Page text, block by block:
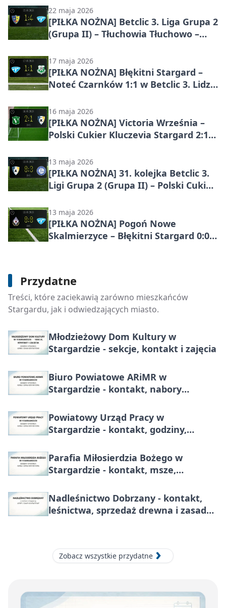
Wielkopolska 1:2
22 maja 2026
[PIŁKA NOŻNA] Betclic 3. Liga Grupa 2
(Grupa II) – Tłuchowia Tłuchowo –
17 maja 2026
[PIŁKA NOŻNA] Błękitni Stargard –
Noteć Czarnków 1:1 w Betclic 3. Lidze
16 maja 2026
[PIŁKA NOŻNA] Victoria Września –
Polski Cukier Kluczevia Stargard 2:1
13 maja 2026
[PIŁKA NOŻNA] 31. kolejka Betclic 3.
Ligi Grupa 2 (Grupa II) – Polski Cukier
0:3
13 maja 2026
[PIŁKA NOŻNA] Pogoń Nowe
Skalmierzyce – Błękitni Stargard 0:0
Przydatne
Treści, które zaciekawią zarówno mieszkańców
Stargardu, jak i odwiedzających miasto.
Dom Pomocy Społecznej w Dolicach -
kontakt, odwiedziny, zasady przyjęcia
i opłaty
Młodzieżowy Dom Kultury w
Stargardzie - sekcje, kontakt i zajęcia
Biuro Powiatowe ARiMR w
Stargardzie - kontakt, nabory
Powiatowy Urząd Pracy w
Stargardzie - kontakt, godziny,
pracodawców
Parafia Miłosierdzia Bożego w
Stargardzie - kontakt, msze,
Nadleśnictwo Dobrzany - kontakt,
leśnictwa, sprzedaż drewna i zasady
Zobacz wszystkie przydatne